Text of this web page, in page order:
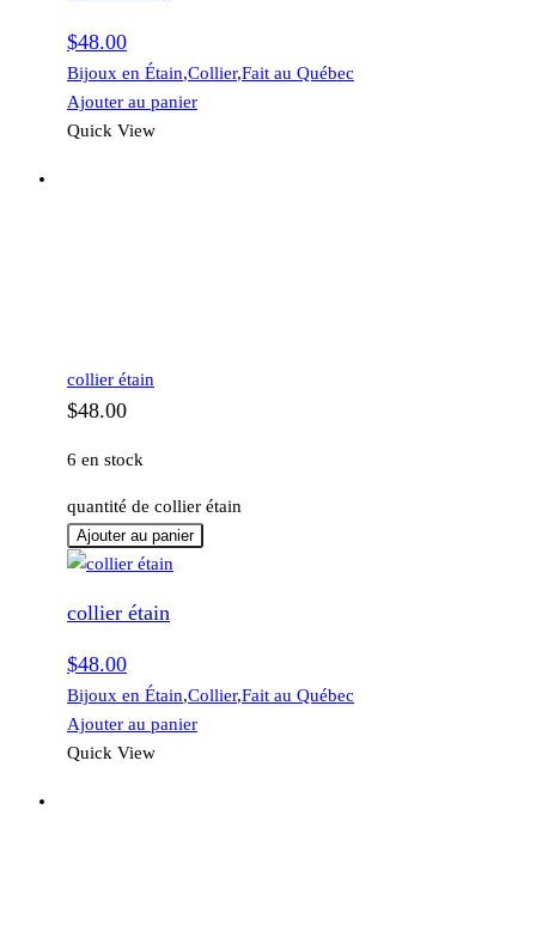
$48.00
Bijoux en Étain,Collier,Fait au Québec
Ajouter au panier
Quick View
collier étain
$48.00
6 en stock
quantité de collier étain
Ajouter au panier
collier étain
$48.00
Bijoux en Étain,Collier,Fait au Québec
Ajouter au panier
Quick View